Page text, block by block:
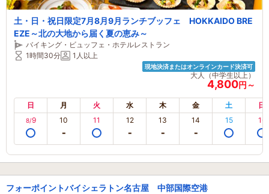
土・日・祝日限定7月8月9月ランチブッフェ HOKKAIDO BRE
EZE～北の大地から届く夏の恵み～
バイキング・ビュッフェ・ホテルレストラン
1時間30分
1人以上
現地決済またはオンラインカード決済可
大人（中学生以上）
4,800円～
日 月 火 水 木 金 土 日
8/9 10 11 12 13 14 15 16
フォーポイントバイシェラトン名古屋 中部国際空港